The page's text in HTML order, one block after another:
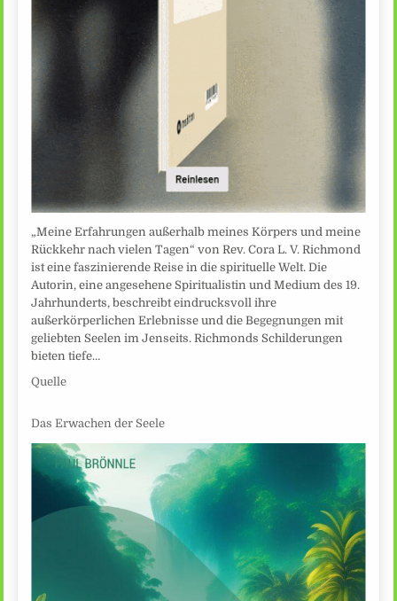
„Meine Erfahrungen außerhalb meines Körpers und meine
Rückkehr nach vielen Tagen“ von Rev. Cora L. V. Richmond
ist eine faszinierende Reise in die spirituelle Welt. Die
Autorin, eine angesehene Spiritualistin und Medium des 19.
Jahrhunderts, beschreibt eindrucksvoll ihre
außerkörperlichen Erlebnisse und die Begegnungen mit
geliebten Seelen im Jenseits. Richmonds Schilderungen
bieten tiefe…
Quelle
Das Erwachen der Seele